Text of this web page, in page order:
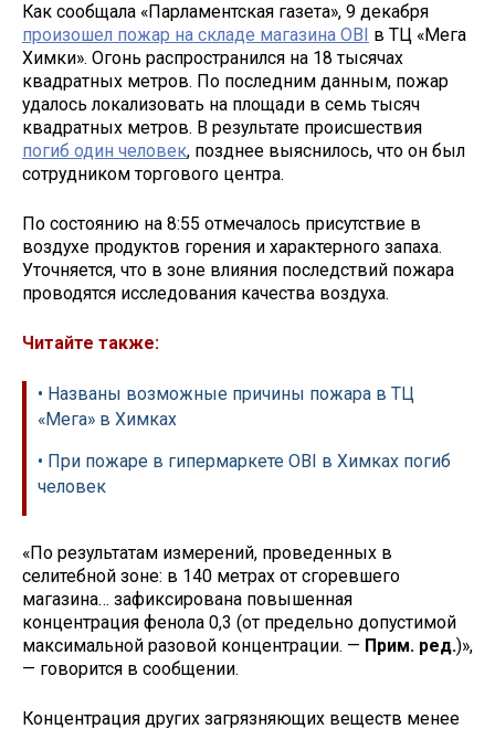
Как сообщала «Парламентская газета», 9 декабря
произошел пожар на складе магазина OBI в ТЦ «Мега
Химки». Огонь распространился на 18 тысячах
квадратных метров. По последним данным, пожар
удалось локализовать на площади в семь тысяч
квадратных метров. В результате происшествия
погиб один человек, позднее выяснилось, что он был
сотрудником торгового центра.
По состоянию на 8:55 отмечалось присутствие в
воздухе продуктов горения и характерного запаха.
Уточняется, что в зоне влияния последствий пожара
проводятся исследования качества воздуха.
Читайте также:
• Названы возможные причины пожара в ТЦ
«Мега» в Химках
• При пожаре в гипермаркете OBI в Химках погиб
человек
«По результатам измерений, проведенных в
селитебной зоне: в 140 метрах от сгоревшего
магазина… зафиксирована повышенная
концентрация фенола 0,3 (от предельно допустимой
максимальной разовой концентрации. — Прим. ред.)»,
— говорится в сообщении.
Концентрация других загрязняющих веществ менее